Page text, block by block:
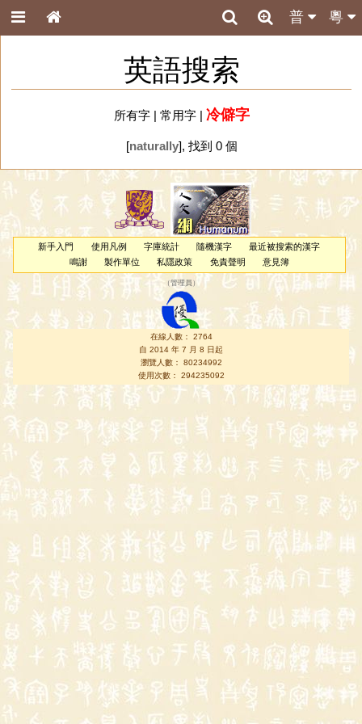
粵
普
英語搜索
所有字| 常用字| 冷僻字
[naturally], 找到 0 個
新手入門 使用凡例 字庫統計 隨機漢字
最近被搜索的漢字
鳴謝
製作單位 私隱政策 免責聲明 意見簿
（管理員 ）
在線人數： 2764
自 2014 年 7 月 8 日起
瀏覽人數： 80234992
使用次數： 294235092